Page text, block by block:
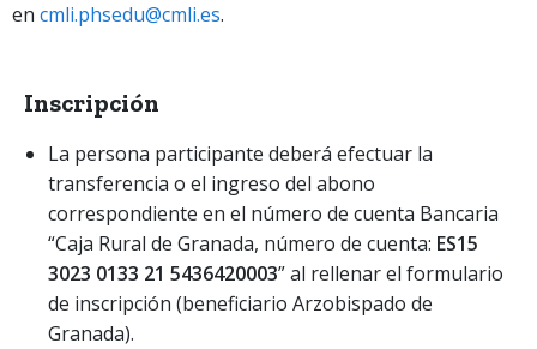
en cmli.phsedu@cmli.es.
Inscripción
La persona participante deberá efectuar la
transferencia o el ingreso del abono
correspondiente en el número de cuenta Bancaria
“Caja Rural de Granada, número de cuenta: ES15
3023 0133 21 5436420003” al rellenar el formulario
de inscripción (beneficiario Arzobispado de
Granada).